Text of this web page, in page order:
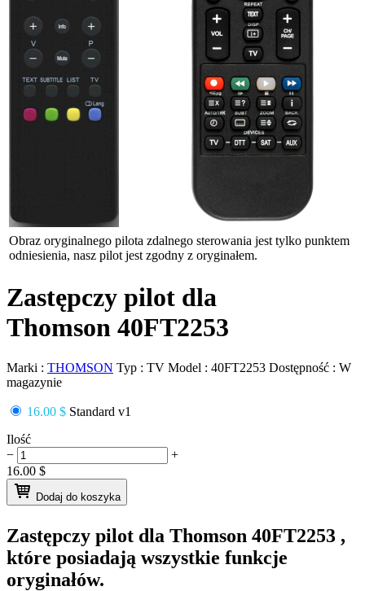
Obraz oryginalnego pilota zdalnego sterowania jest tylko punktem
odniesienia, nasz pilot jest zgodny z oryginałem.
Zastępczy pilot dla
Thomson 40FT2253
Marki : THOMSON Typ : TV Model : 40FT2253 Dostępność : W
magazynie
16.00 $ Standard v1
Ilość
−
+
16.00 $
Dodaj do koszyka
Zastępczy pilot dla Thomson 40FT2253 ,
które posiadają wszystkie funkcje
oryginałów.